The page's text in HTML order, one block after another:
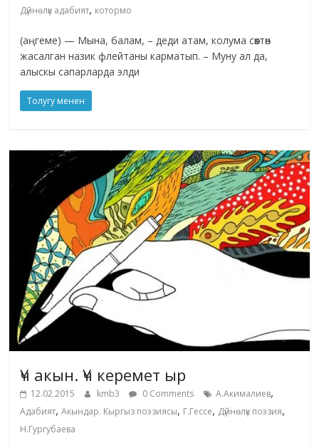
Дүйнөлүк адабият, котормо
(аңгеме) — Мына, балам, – деди атам, колума сөөктөн
жасалган назик флейтаны карматып. – Муну ал да,
алыскы сапарларда элди
Толугу менен
Үч акын. Үч керемет ыр
12.02.2015 kmb3 0 Comments А.Акималиев,
Адабият,Акындар. Кыргыз поэзиясы, Г.Гессе, Дүйнөлүк поэзия,
Н.Гургубаева